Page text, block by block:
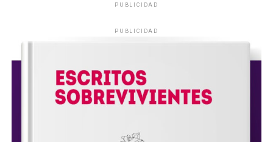
PUBLICIDAD
PUBLICIDAD